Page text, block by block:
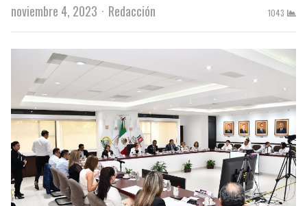
noviembre 4, 2023
Author
Redacción 1043